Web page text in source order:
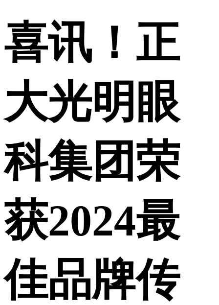
喜讯！正
大光明眼
科集团荣
获2024最
佳品牌传